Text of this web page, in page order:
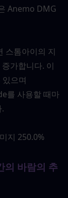
Anemo DMG
스톰아이의 지
가합니다. 이
으며
를 사용할 때마
지 250.0%
의 바람의 추